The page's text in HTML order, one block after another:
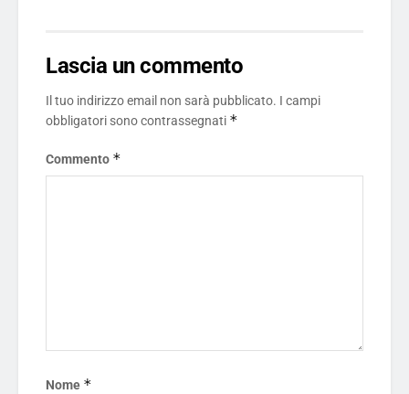
Lascia un commento
Il tuo indirizzo email non sarà pubblicato. I campi
obbligatori sono contrassegnati *
Commento *
Nome *